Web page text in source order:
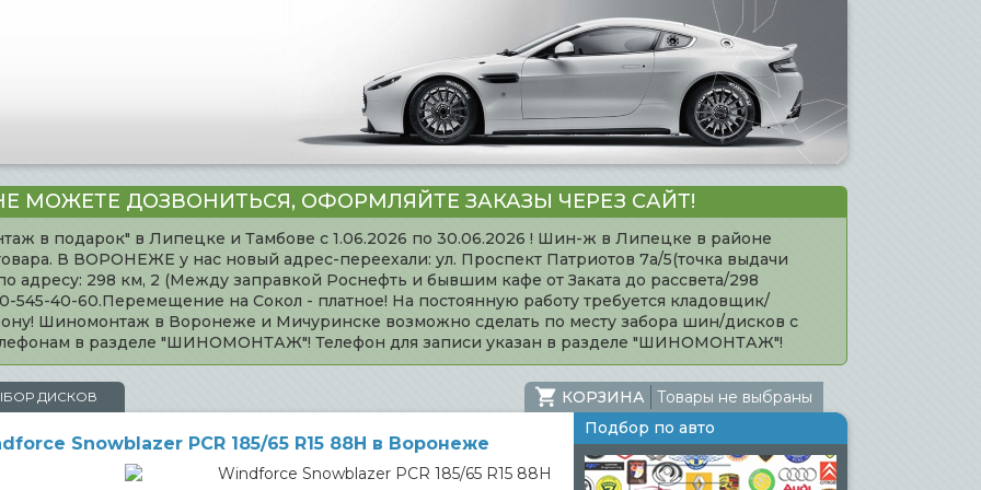
МОЖЕТЕ ДОЗВОНИТЬСЯ, ОФОРМЛЯЙТЕ ЗАКАЗЫ ЧЕРЕЗ САЙТ!
в подарок" в Липецке и Тамбове с 1.06.2026 по 30.06.2026 ! Шин-ж в Липецке в районе
В ВОРОНЕЖЕ у нас новый адрес-переехали: ул. Проспект Патриотов 7а/5(точка выдачи
298 км, 2 (Между заправкой Роснефть и бывшим кафе от Заката до рассвета/298
545-40-60.Перемещение на Сокол - платное! На постоянную работу требуется кладовщик/
Шиномонтаж в Воронеже и Мичуринске возможно сделать по месту забора шин/дисков с
в разделе "ШИНОМОНТАЖ"! Телефон для записи указан в разделе "ШИНОМОНТАЖ"!
ДИСКОВ КОРЗИНА Товары не выбраны
Snowblazer PCR 185/65 R15 88H в Воронеже
Подбор по авто